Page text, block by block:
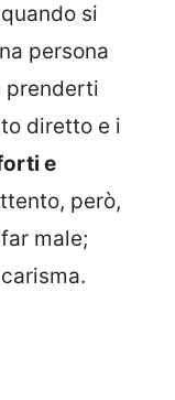
quando si
persona
prenderti
diretto e i
e
però,
male;